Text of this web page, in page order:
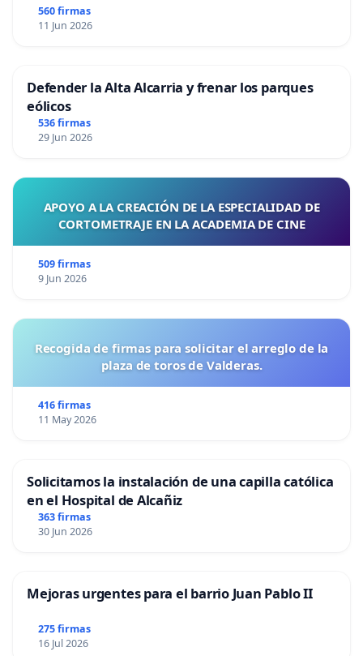
560 firmas
11 Jun 2026
Defender la Alta Alcarria y frenar los parques
eólicos
536 firmas
29 Jun 2026
APOYO A LA CREACIÓN DE LA ESPECIALIDAD DE
CORTOMETRAJE EN LA ACADEMIA DE CINE
509 firmas
9 Jun 2026
Recogida de firmas para solicitar el arreglo de la
plaza de toros de Valderas.
416 firmas
11 May 2026
Solicitamos la instalación de una capilla católica
en el Hospital de Alcañiz
363 firmas
30 Jun 2026
Mejoras urgentes para el barrio Juan Pablo II
275 firmas
16 Jul 2026